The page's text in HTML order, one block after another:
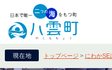
トップページ > にわかSE